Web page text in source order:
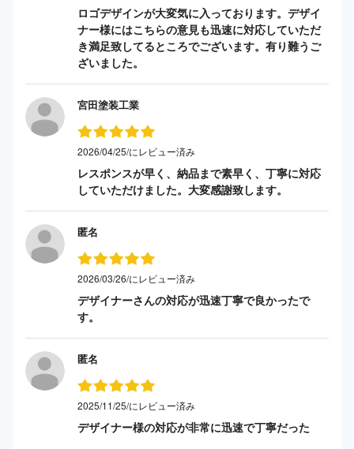
ロゴデザインが大変気に入っております。デザイ
ナー様にはこちらの意見も迅速に対応していただ
き満足致してるところでございます。有り難うご
ざいました。
宮田塗装工業
2026/04/25/にレビュー済み
レスポンスが早く、納品まで素早く、丁寧に対応
していただけました。大変感謝致します。
匿名
2026/03/26/にレビュー済み
デザイナーさんの対応が迅速丁寧で良かったで
す。
匿名
2025/11/25/にレビュー済み
デザイナー様の対応が非常に迅速で丁寧だった